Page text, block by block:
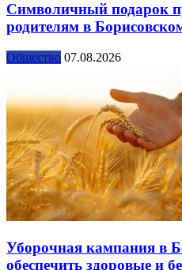
Символичный подарок
родителям в
Общество 07.08.2026
Уборочная кампания в
обеспечить здоровые и